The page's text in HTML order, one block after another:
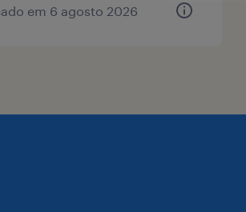
em 6 agosto 2026